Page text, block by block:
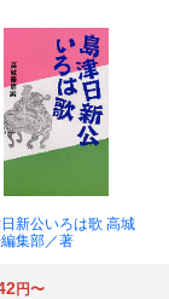
新公いろは歌 高城
集部／著
円〜